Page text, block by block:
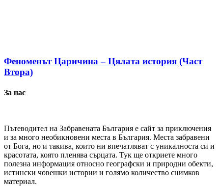
Феноменът Царичина – Цялата история (Част
Втора)
За нас
Пътеводител на Забравената България е сайт за приключения
и за много необикновени места в България. Места забравени
от Бога, но и такива, които ни впечатляват с уникалноста си и
красотата, която пленява сърцата. Тук ще откриете много
полезна информация относно географски и природни обекти,
истински човешки истории и голямо количество снимков
материал.